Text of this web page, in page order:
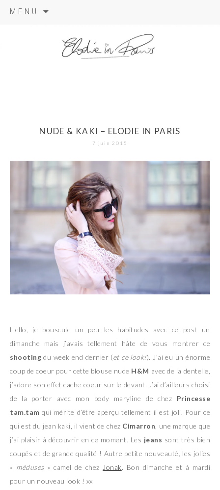
MENU
NUDE & KAKI – ELODIE IN PARIS
7 juin 2015
Hello, je bouscule un peu les habitudes avec ce post un
dimanche mais j’avais tellement hâte de vous montrer ce
shooting du week end dernier (et ce look!). J’ai eu un énorme
coup de coeur pour cette blouse nude H&M avec de la dentelle,
j’adore son effet cache coeur sur le devant. J’ai d’ailleurs choisi
de la porter avec mon body maryline de chez Princesse
tam.tam qui mérite d’être aperçu tellement il est joli. Pour ce
qui est du jean kaki, il vient de chez Cimarron , une marque que
j’ai plaisir à découvrir en ce moment. Les jeans sont très bien
coupés et de grande qualité ! Autre petite nouveauté, les jolies
« méduses» camel de chez Jonak. Bon dimanche et à mardi
pour un nouveau look ! xx